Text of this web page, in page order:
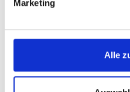
Marketing
Alle
Heilpraktikergesetz.
Die Ausbildung zur
Astrologenverband
seit 2005 meine